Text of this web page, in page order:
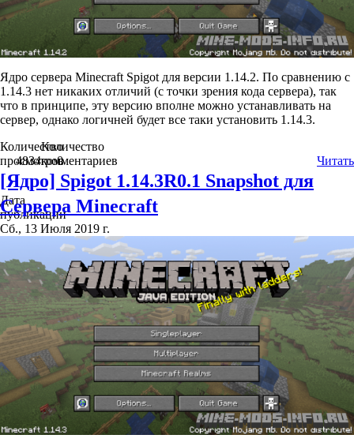
Ядро сервера Minecraft Spigot для версии 1.14.2. По сравнению с
1.14.3 нет никаких отличий (с точки зрения кода сервера), так
что в принципе, эту версию вполне можно устанавливать на
сервер, однако логичней будет все таки установить 1.14.3.
Количество
просмотров
4834
Количество
комментариев
0 Читать
[Ядро] Spigot 1.14.3R0.1 Snapshot для
Сервера Minecraft
Дата
публикации
Сб., 13 Июля 2019 г.